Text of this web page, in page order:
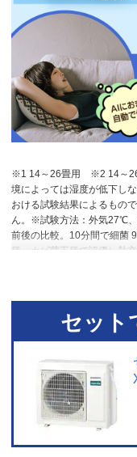
※1 14～26畳用 ※2 14～
境によっては湿度が低下し
おける試験結果によるもの
ん。※試験方法：外気27℃
前後の比較。10分間で細菌
種、カビ菌五種で評価）熱
す。微細なホコリの多い環
なる際は、1シーズンから1
すめします。
※7 閉鎖され
用空間での効果を示すもの
にカビ菌1種を浮遊させ空
数を測定。結果：63分で99
を浮遊させ空清運転。経時
果：118分で99％減少
動、風向暖房標準、暖房運
セット